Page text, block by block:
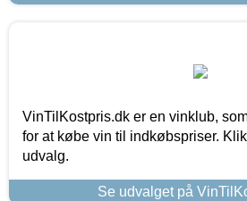
VinTilKostpris.dk er en vinklub,
for at købe vin til indkøbspriser.
udvalg.
Se udvalget på